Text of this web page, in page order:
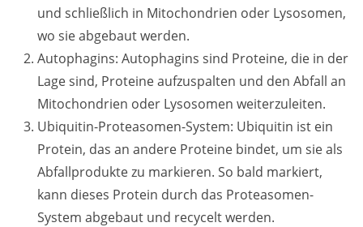
und schließlich in Mitochondrien oder Lysosomen,
wo sie abgebaut werden.
Autophagins: Autophagins sind Proteine, die in der
Lage sind, Proteine aufzuspalten und den Abfall an
Mitochondrien oder Lysosomen weiterzuleiten.
Ubiquitin-Proteasomen-System: Ubiquitin ist ein
Protein, das an andere Proteine bindet, um sie als
Abfallprodukte zu markieren. So bald markiert,
kann dieses Protein durch das Proteasomen-
System abgebaut und recycelt werden.